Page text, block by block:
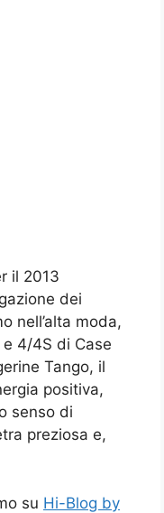
il 2013
dei
nell’alta moda,
4/4S di Case
Tango, il
positiva,
senso di
preziosa e,
su Hi-Blog by